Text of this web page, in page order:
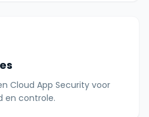
Cloud App Security voor
en controle.